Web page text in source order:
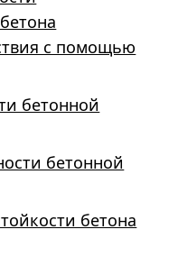
с помощью
бетонной
бетонной
бетона